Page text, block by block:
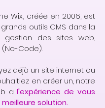
Wix, créée en 2006, est
outils CMS dans la
gestion des sites web,
Code).
déjà un site internet ou
en créer un, notre
al'expérience de vous
solution.